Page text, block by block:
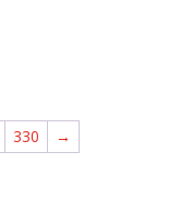
330 →